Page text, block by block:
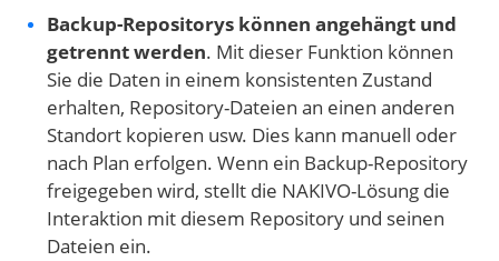
Backup-Repositorys können angehängt und
getrennt werden. Mit dieser Funktion können
Sie die Daten in einem konsistenten Zustand
erhalten, Repository-Dateien an einen anderen
Standort kopieren usw. Dies kann manuell oder
nach Plan erfolgen. Wenn ein Backup-Repository
freigegeben wird, stellt die NAKIVO-Lösung die
Interaktion mit diesem Repository und seinen
Dateien ein.